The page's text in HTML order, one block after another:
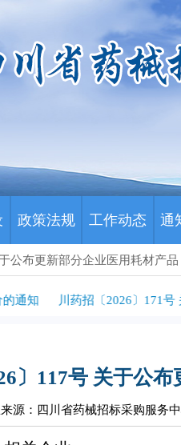
政策法规 工作动态 通
公布更新部分企业医用耗材产
知 川药招〔2026〕171号
〕117号 关于公
源：四川省药械招标采购服务